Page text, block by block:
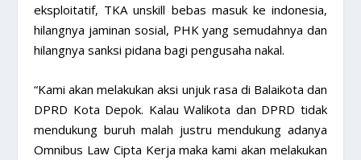
eksploitatif, TKA unskill bebas masuk ke indonesia,
hilangnya jaminan sosial, PHK yang semudahnya dan
hilangnya sanksi pidana bagi pengusaha nakal.
“Kami akan melakukan aksi unjuk rasa di Balaikota dan
DPRD Kota Depok. Kalau Walikota dan DPRD tidak
mendukung buruh malah justru mendukung adanya
Omnibus Law Cipta Kerja maka kami akan melakukan